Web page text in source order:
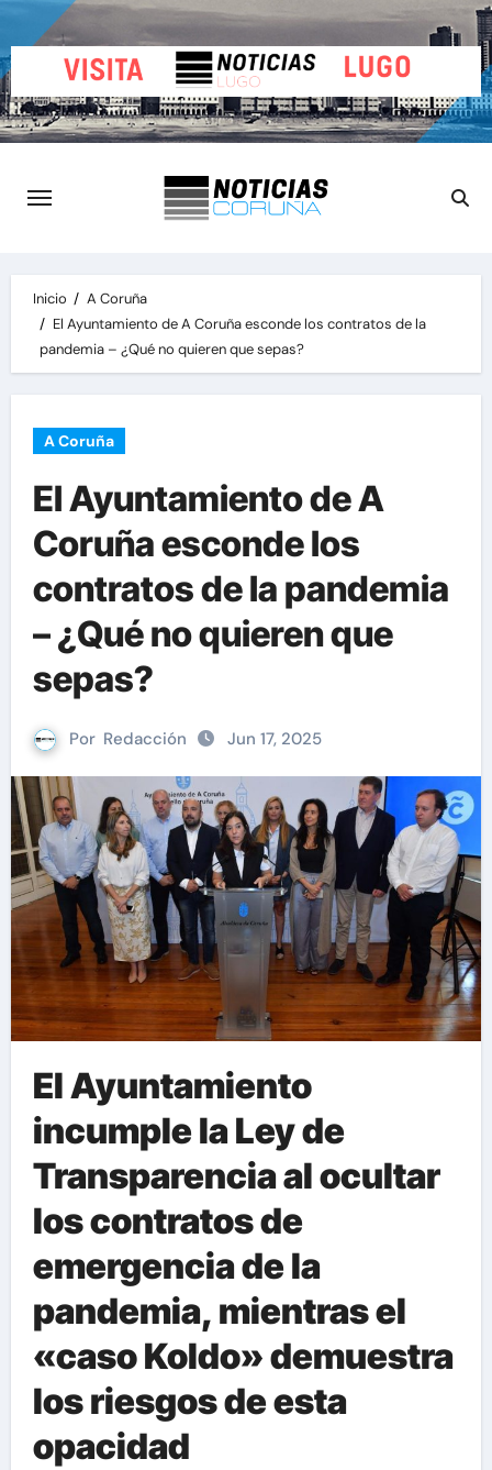
al
contenido
Inicio
A Coruña
El Ayuntamiento de A Coruña esconde los contratos de la
pandemia – ¿Qué no quieren que sepas?
A Coruña
El Ayuntamiento de A
Coruña esconde los
contratos de la pandemia
– ¿Qué no quieren que
sepas?
Por Redacción Jun 17, 2025
El Ayuntamiento
incumple la Ley de
Transparencia al ocultar
los contratos de
emergencia de la
pandemia, mientras el
«caso Koldo» demuestra
los riesgos de esta
opacidad